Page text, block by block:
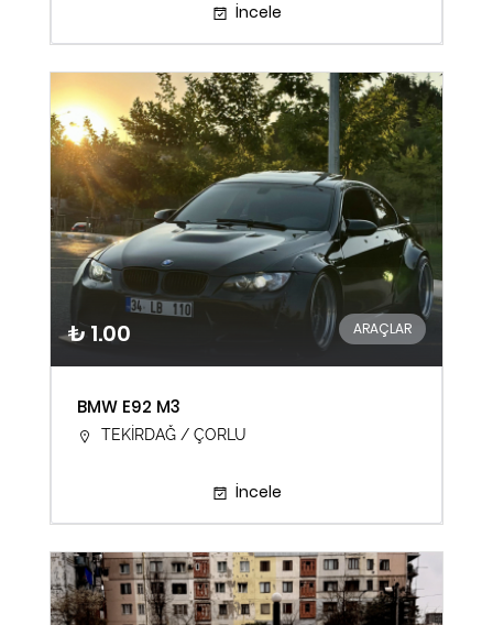
İncele
₺ 1.00 ARAÇLAR
BMW E92 M3
TEKİRDAĞ / ÇORLU
İncele